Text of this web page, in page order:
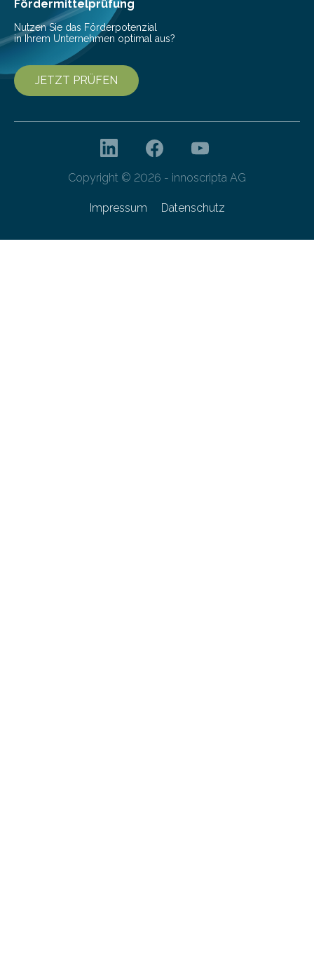
Fördermittelprüfung
Nutzen Sie das Förderpotenzial
in Ihrem Unternehmen optimal aus?
JETZT PRÜFEN
Copyright © 2026 - innoscripta AG
Impressum Datenschutz